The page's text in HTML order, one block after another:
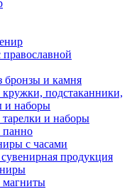
бронзы и камня
подстаканники,
и наборы
и наборы
с часами
продукция